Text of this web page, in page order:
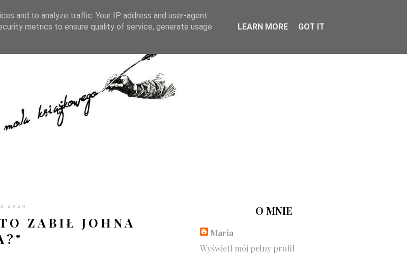
CZYTELNIA PO GODZINACH
2020
ZABIŁ JOHNA
O MNIE
Maria
Wyświetl mój pełny profil
and to analyze traffic. Your IP address and user-agent
metrics to ensure quality of service, generate usage
LEARN MORE GOT IT